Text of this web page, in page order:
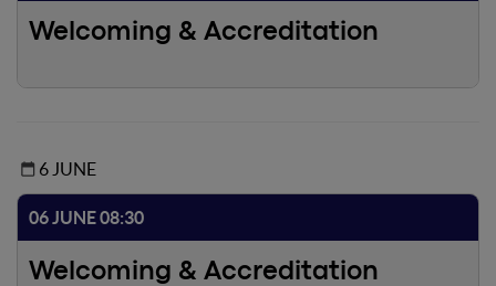
6 JUNE
Welcoming & Accreditation
06 JUNE 08:30
Welcoming & Accreditation